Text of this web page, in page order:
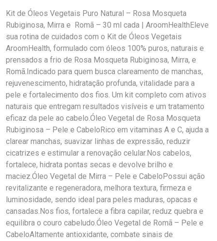
Kit de Óleos Vegetais Puro Natural – Rosa Mosqueta
Rubiginosa, Mirra e Romã – 30 ml cada | AroomHealthEleve
sua rotina de cuidados com o Kit de Óleos Vegetais
AroomHealth, formulado com óleos 100% puros, naturais e
prensados a frio de Rosa Mosqueta Rubiginosa, Mirra, e
Romã.Indicado para quem busca clareamento de manchas,
rejuvenescimento, hidratação profunda, vitalidade para a
pele e fortalecimento dos fios. Um kit completo com ativos
naturais que entregam resultados visíveis e um tratamento
eficaz da pele ao cabelo.Óleo Vegetal de Rosa Mosqueta
Rubiginosa – Pele e CabeloRico em vitaminas A e C, ajuda a
clarear manchas, suavizar linhas de expressão, reduzir
cicatrizes e estimular a renovação celular.Nos cabelos,
fortalece, hidrata pontas secas e devolve brilho e
maciez.Óleo Vegetal de Mirra – Pele e CabeloPossui ação
revitalizante e regeneradora, melhora textura, firmeza e
luminosidade, sendo ideal para peles maduras, opacas e
cansadas.Nos fios, fortalece a fibra capilar, reduz quebra e
equilibra o couro cabeludo.Óleo Vegetal de Romã – Pele e
CabeloAltamente antioxidante, combate sinais de